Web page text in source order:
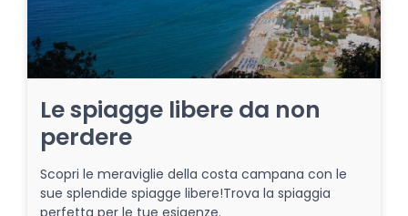
Le spiagge libere da non
perdere
Scopri le meraviglie della costa campana con le
sue splendide spiagge libere!Trova la spiaggia
perfetta per le tue esigenze.